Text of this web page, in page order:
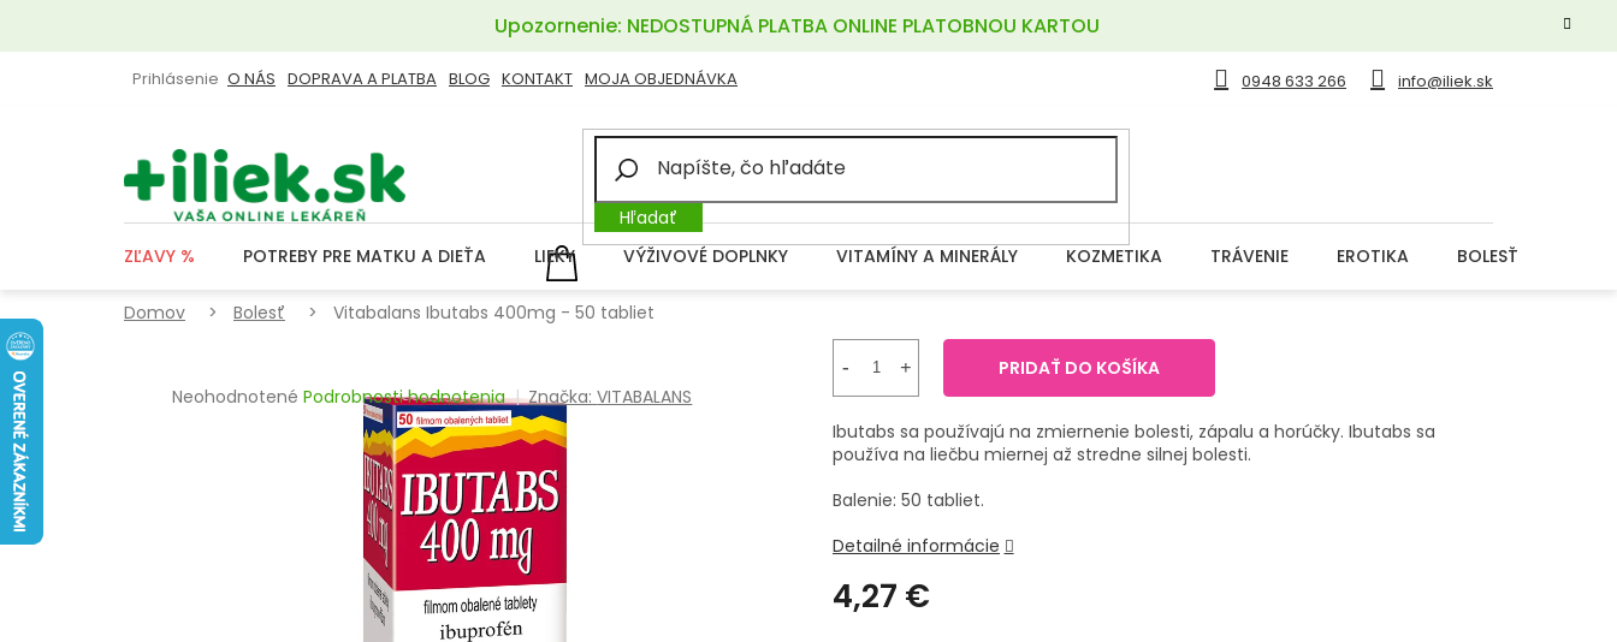
obsah
Upozornenie: NEDOSTUPNÁ PLATBA ONLINE PLATOBNOU KARTOU
0948 633 266 info@iliek.sk
O NÁS DOPRAVA A PLATBA BLOG KONTAKT MOJA OBJEDNÁVKA
Prihlásenie
Hľadať
NÁKUPNÝ
KOŠÍK
ZĽAVY % POTREBY PRE MATKU A DIEŤA LIEKY VÝŽIVOVÉ DOPLNKY VITAMÍNY A MINERÁLY KOZMETIKA TRÁVENIE EROTIKA BOLESŤ
Domov Bolesť Vitabalans Ibutabs 400mg - 50 tabliet
Priemerné
Neohodnotené Podrobnosti hodnotenia Značka:VITABALANS
4,27 €
PRIDAŤ DO KOŠÍKA
Ibutabs sa používajú na zmiernenie bolesti, zápalu a horúčky. Ibutabs sa
používa na liečbu miernej až stredne silnej bolesti.
Balenie: 50 tabliet.
Detailné informácie